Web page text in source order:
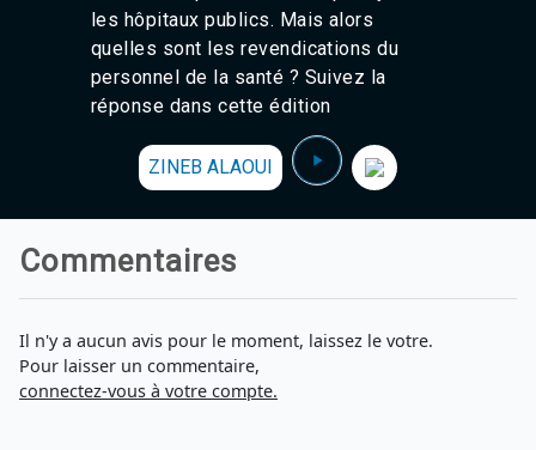
Tafraout 104.9
les hôpitaux publics. Mais alors
quelles sont les revendications du
personnel de la santé ? Suivez la
réponse dans cette édition
ZINEB ALAOUI
Commentaires
Il n'y a aucun avis pour le moment, laissez le votre.
Pour laisser un commentaire,
connectez-vous à votre compte.